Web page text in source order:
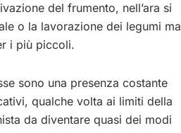
del frumento, nell’ara si
o la lavorazione dei legumi ma
i più piccoli.
sono una presenza costante
qualche volta ai limiti della
da diventare quasi dei modi